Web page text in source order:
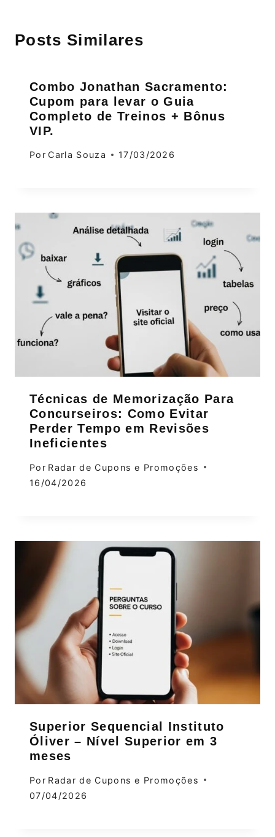
Posts Similares
Combo Jonathan Sacramento:
Cupom para levar o Guia
Completo de Treinos + Bônus
VIP.
Por Carla Souza 17/03/2026
Técnicas de Memorização Para
Concurseiros: Como Evitar
Perder Tempo em Revisões
Ineficientes
Por Radar de Cupons e Promoções
16/04/2026
Superior Sequencial Instituto
Óliver – Nível Superior em 3
meses
Por Radar de Cupons e Promoções
07/04/2026